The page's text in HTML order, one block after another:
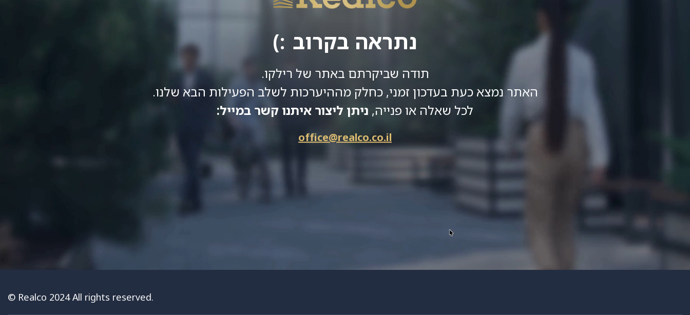
נתראה בקרוב
תודה שביקרתם באתר של רילקו.
האתר נמצא כעת בעדכון זמני, כחלק מההיערכות לשלב הפעילות הבא שלנו.
לכל שאלה או פנייה, ניתן ליצור איתנו קשר במייל:
office@realco.co.il
© Realco 2024 All rights reserved.